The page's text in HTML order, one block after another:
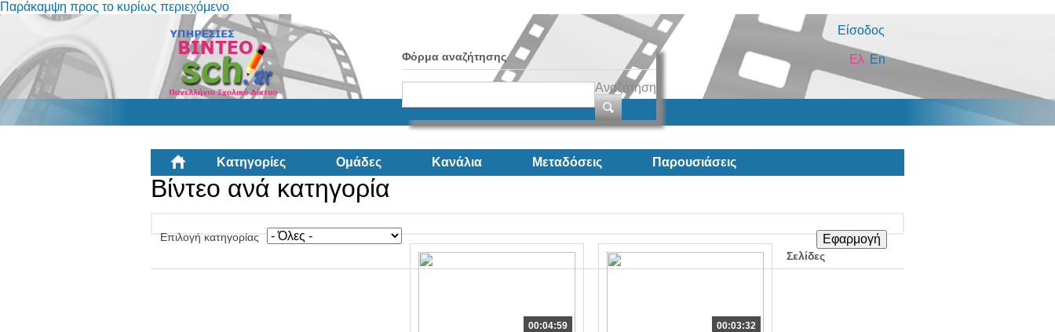
Παράκαμψη προς το κυρίως περιεχόμενο
Είσοδος
Φόρμα αναζήτησης
Αναζήτηση
En
Ελ
Κατηγορίες Ομάδες Κανάλια Μεταδόσεις Παρουσιάσεις
Βίντεο ανά κατηγορία
Επιλογή κατηγορίας
00:04:59 00:03:32
Σελίδες